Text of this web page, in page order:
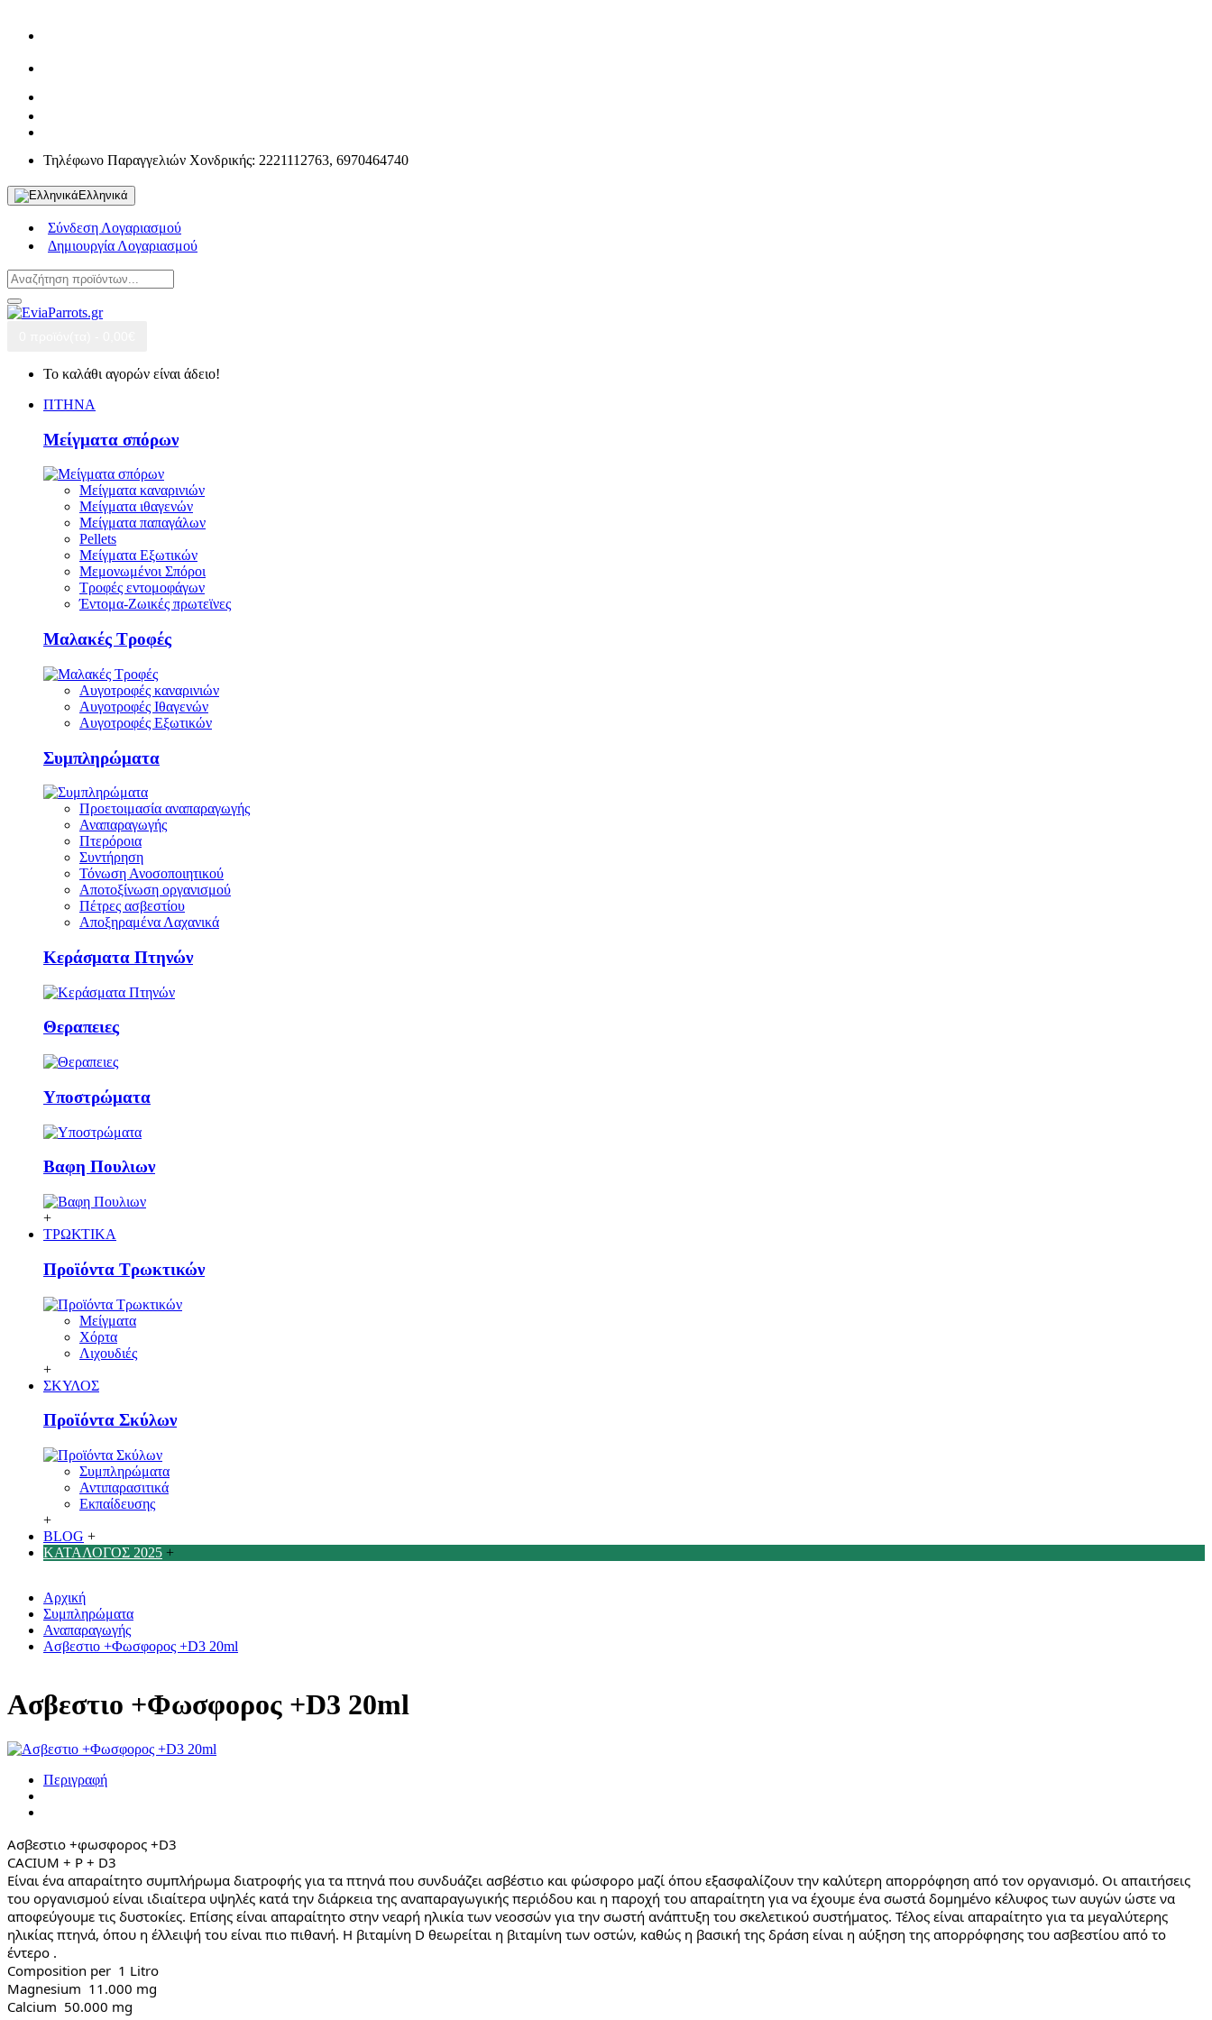
Τηλέφωνο Παραγγελιών Χονδρικής: 2221112763, 6970464740
Ελληνικά
Σύνδεση Λογαριασμού
Δημιουργία Λογαριασμού
Το καλάθι αγορών είναι άδειο!
ΠΤΗΝΑ
Μείγματα σπόρων
Μείγματα καναρινιών
Μείγματα ιθαγενών
Μείγματα παπαγάλων
Pellets
Μείγματα Εξωτικών
Μεμονωμένοι Σπόροι
Τροφές εντομοφάγων
Έντομα-Ζωικές πρωτεϊνες
Μαλακές Τροφές
Αυγοτροφές καναρινιών
Αυγοτροφές Ιθαγενών
Αυγοτροφές Εξωτικών
Συμπληρώματα
Προετοιμασία αναπαραγωγής
Αναπαραγωγής
Πτερόροια
Συντήρηση
Τόνωση Ανοσοποιητικού
Αποτοξίνωση οργανισμού
Πέτρες ασβεστίου
Αποξηραμένα Λαχανικά
Κεράσματα Πτηνών
Θεραπειες
Υποστρώματα
Βαφη Πουλιων
+
ΤΡΩΚΤΙΚΑ
Προϊόντα Τρωκτικών
Μείγματα
Χόρτα
Λιχουδιές
+
ΣΚΥΛΟΣ
Προϊόντα Σκύλων
Συμπληρώματα
Αντιπαρασιτικά
Εκπαίδευσης
+
BLOG +
ΚΑΤΑΛΟΓΟΣ 2025 +
Αρχική
Συμπληρώματα
Αναπαραγωγής
Ασβεστιο +Φωσφορος +D3 20ml
Ασβεστιο +Φωσφορος +D3 20ml
Περιγραφή
Ασβεστιο +φωσφορος +D3
CACIUM + P + D3
Είναι ένα απαραίτητο συμπλήρωμα διατροφής για τα πτηνά που συνδυάζει ασβέστιο και φώσφορο μαζί όπου εξασφαλίζουν την καλύτερη απορρόφηση από τον οργανισμό. Οι απαιτήσεις
του οργανισμού είναι ιδιαίτερα υψηλές κατά την διάρκεια της αναπαραγωγικής περιόδου και η παροχή του απαραίτητη για να έχουμε ένα σωστά δομημένο κέλυφος των αυγών ώστε να
αποφεύγουμε τις δυστοκίες. Επίσης είναι απαραίτητο στην νεαρή ηλικία των νεοσσών για την σωστή ανάπτυξη του σκελετικού συστήματος. Τέλος είναι απαραίτητο για τα μεγαλύτερης
ηλικίας πτηνά, όπου η έλλειψή του είναι πιο πιθανή. Η βιταμίνη D θεωρείται η βιταμίνη των οστών, καθώς η βασική της δράση είναι η αύξηση της απορρόφησης του ασβεστίου από το
έντερο .
Composition per  1 Litro
Magnesium  11.000 mg
Calcium  50.000 mg